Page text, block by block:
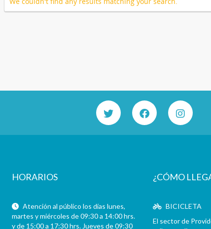
HORARIOS
Atención al público los días lunes,
martes y miércoles de 09:30 a 14:00 hrs.
y de 15:00 a 17:30 hrs. Jueves de 09:30
¿CÓMO
BICICLETA
El sector de